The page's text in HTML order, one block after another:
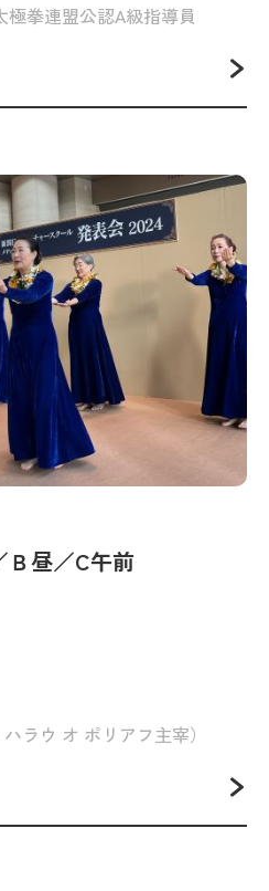
拳連盟公認A級指導員
昼／C午前
ラウ オ ポリアフ主宰）